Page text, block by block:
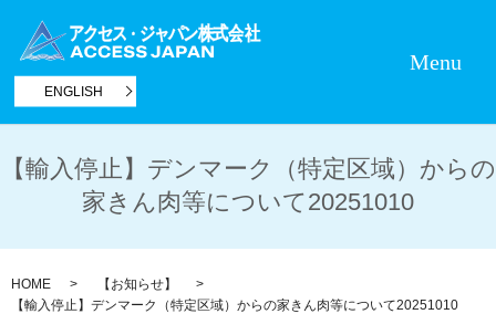
ENGLISH
Menu
【輸入停止】デンマーク（特定区域）からの
家きん肉等について20251010
HOME
【お知らせ】
【輸入停止】デンマーク（特定区域）からの家きん肉等について20251010